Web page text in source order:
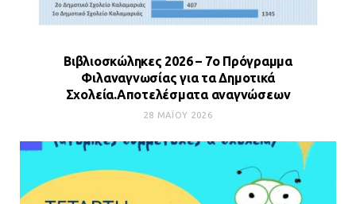
Βιβλιοσκώληκες 2026 – 7ο Πρόγραμμα
Φιλαναγνωσίας για τα Δημοτικά
Σχολεία.Αποτελέσματα αναγνώσεων
28 ΜΑΪ́ΟΥ 2026